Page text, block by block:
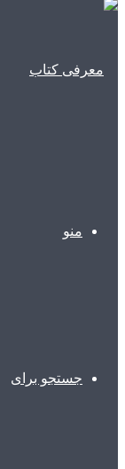
منو
جستجو برای